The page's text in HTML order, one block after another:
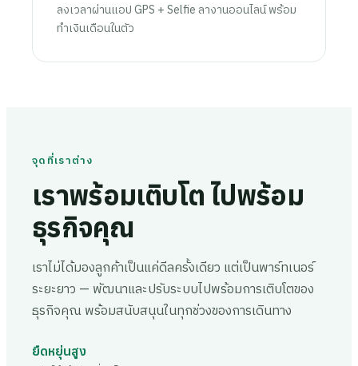
ลงเวลาผ่านแอป GPS + Selfie ลางานออนไลน์ พร้อม
ทำเงินเดือนในตัว
จุดที่เราต่าง
เราพร้อมเติบโต ไปพร้อม
ธุรกิจคุณ
เราไม่ได้มองลูกค้าเป็นแค่ดีลครั้งเดียว แต่เป็นพาร์ทเนอร์
ระยะยาว — พัฒนาและปรับระบบไปพร้อมการเติบโตของ
ธุรกิจคุณ พร้อมสนับสนุนในทุกช่วงของการเดินทาง
ยืดหยุ่นสูง